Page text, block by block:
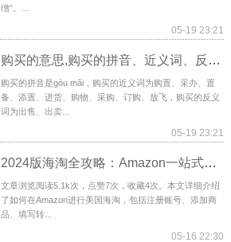
缯”。...
05-19 23:21
购买的意思,购买的拼音、近义词、反义词、造句
购买的拼音是gòu mǎi，购买的近义词为购置、采办、置
备、添置、进货、购物、采购、订购、放飞，购买的反义
词为出售、出卖...
05-19 23:21
2024版海淘全攻略：Amazon一站式成功购物教程，中国买家必看！一次性教你成功下单！
文章浏览阅读5.1k次，点赞7次，收藏4次。本文详细介绍
了如何在Amazon进行美国海淘，包括注册账号、添加商
品、填写转...
05-16 22:30